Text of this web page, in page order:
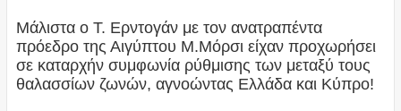
Μάλιστα ο Τ. Ερντογάν με τον ανατραπέντα
πρόεδρο της Αιγύπτου Μ.Μόρσι είχαν προχωρήσει
σε καταρχήν συμφωνία ρύθμισης των μεταξύ τους
θαλασσίων ζωνών, αγνοώντας Ελλάδα και Κύπρο!